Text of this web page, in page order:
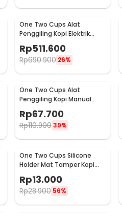
One Two Cups Alat
Penggiling Kopi Elektrik
Coffee Grinder Adjustable
- 600N
Rp511.600
Rp690.900 26%
One Two Cups Alat
Penggiling Kopi Manual
Coffee Grinder Adjustable
- CF4146
Rp67.700
Rp110.900 39%
One Two Cups Silicone
Holder Mat Tamper Kopi
Espresso Barista - 0310
Rp13.000
Rp28.900 56%